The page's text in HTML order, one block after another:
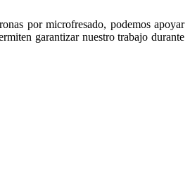
por microfresado, podemos apoyar
garantizar nuestro trabajo durante